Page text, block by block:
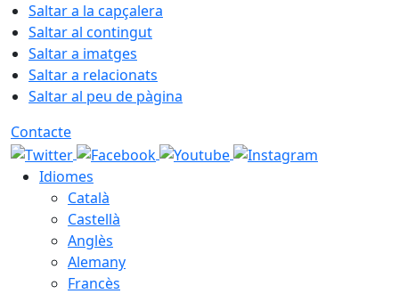
Saltar a la capçalera
Saltar al contingut
Saltar a imatges
Saltar a relacionats
Saltar al peu de pàgina
Contacte
Idiomes
Català
Castellà
Anglès
Alemany
Francès